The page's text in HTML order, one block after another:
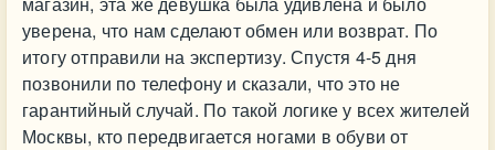
уверена, что нам сделают обмен или возврат. По
итогу отправили на экспертизу. Спустя 4-5 дня
позвонили по телефону и сказали, что это не
гарантийный случай. По такой логике у всех жителей
Москвы, кто передвигается ногами в обуви от